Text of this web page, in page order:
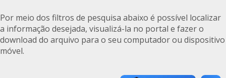
Por meio dos filtros de pesquisa abaixo é possível localizar
a informação desejada, visualizá-la no portal e fazer o
download do arquivo para o seu computador ou dispositivo
móvel.